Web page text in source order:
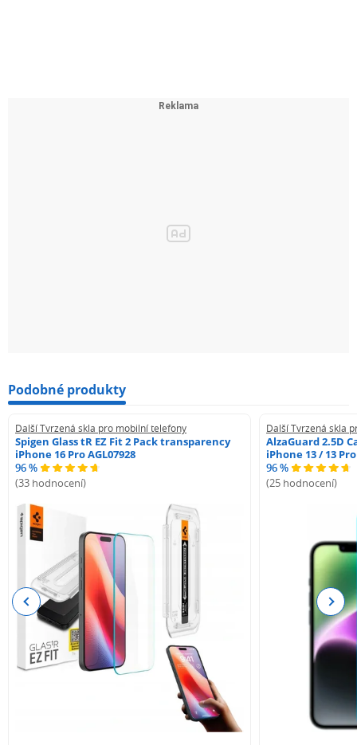
Podobné produkty
Další Tvrzená skla pro mobilní telefony
Spigen Glass tR EZ Fit 2 Pack transparency
iPhone 16 Pro AGL07928
96 %
(33 hodnocení)
Další Tvrzená skla
AlzaGuard 2.5D
iPhone 13 / 13 Pro
96 %
(25 hodnocení)
Previous Next